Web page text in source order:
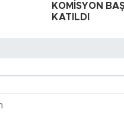
KOMİSYON
KATILDI